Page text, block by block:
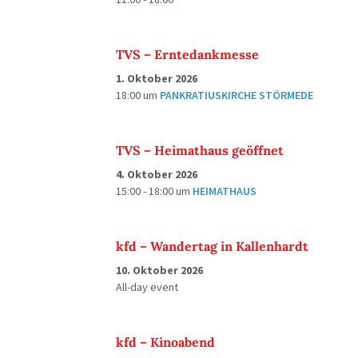
TVS – Erntedankmesse
1. Oktober 2026
18:00um PANKRATIUSKIRCHE STÖRMEDE
TVS – Heimathaus geöffnet
4. Oktober 2026
15:00 - 18:00um HEIMATHAUS
kfd – Wandertag in Kallenhardt
10. Oktober 2026
All-day event
kfd – Kinoabend